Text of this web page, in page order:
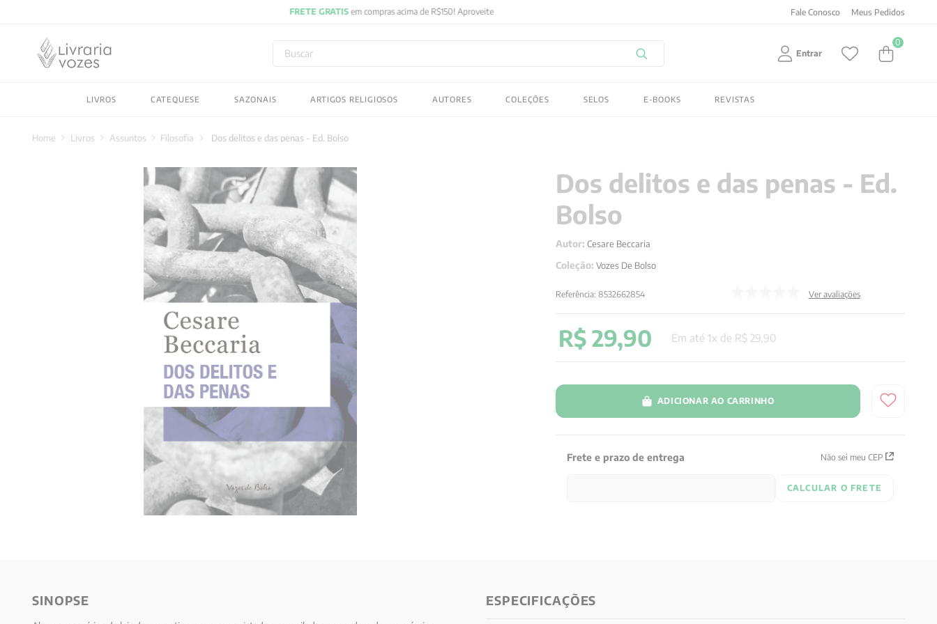
FRETE GRATISem compras acima de R$150! Aproveite Fale Conosco Meus Pedidos
Buscar
Entrar
0
LIVROS CATEQUESE SAZONAIS ARTIGOS RELIGIOSOS AUTORES COLEÇÕES SELOS E-BOOKS REVISTAS
Livros Assuntos Filosofia Dos delitos e das penas - Ed. Bolso
Dos delitos e das penas - Ed.
Bolso
Autor: Cesare Beccaria
Coleção: Vozes De Bolso
Referência:8532662854 Ver avaliações
R$ 29,90 Em até1x de R$ 29 90
ADICIONAR AO CARRINHO
Frete e prazo de entrega Não sei meu CEP
CALCULAR O FRETE
SINOPSE ESPECIFICAÇÕES
2027
jung
5 byung chul han
6º pré venda
7º biblia
8º santo agostinho
9 anselm grun
10º verena kast